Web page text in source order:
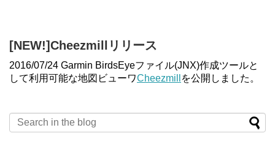
[NEW!]Cheezmillリリース
2016/07/24 Garmin BirdsEyeファイル(JNX)作成ツールと
して利用可能な地図ビューワCheezmill を公開しました。